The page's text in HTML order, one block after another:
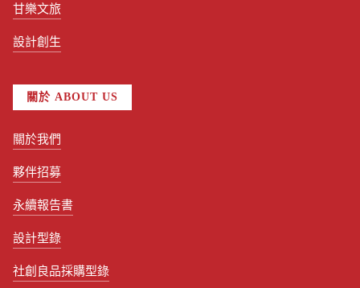
甘樂文旅
設計創生
關於 ABOUT US
關於我們
夥伴招募
永續報告書
設計型錄
社創良品採購型錄